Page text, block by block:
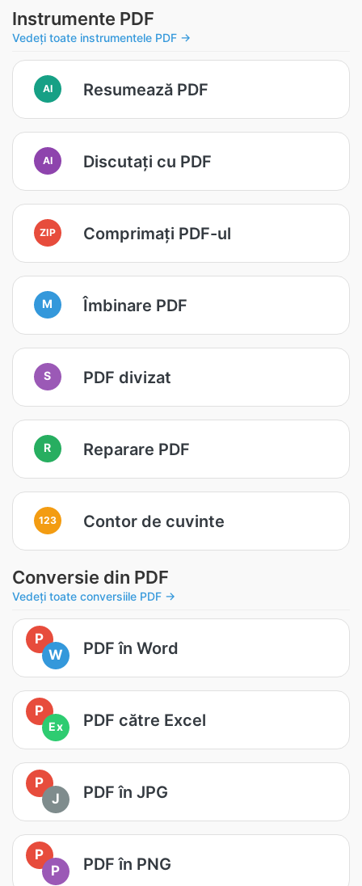
Instrumente PDF
Vedeți toate instrumentele PDF →
AI Resumează PDF
AI Discutați cu PDF
ZIP Comprimați PDF-ul
M Îmbinare PDF
S PDF divizat
R Reparare PDF
123 Contor de cuvinte
Conversie din PDF
Vedeți toate conversiile PDF →
P
W
PDF în Word
P
Ex PDF către Excel
P
J
PDF în JPG
P
P
PDF în PNG